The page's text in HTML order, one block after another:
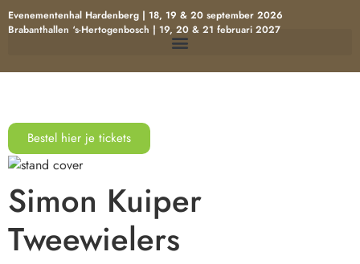
Evenementenhal Hardenberg | 18, 19 & 20 september 2026
Brabanthallen ‘s-Hertogenbosch | 19, 20 & 21 februari 2027
Bestel hier je tickets
Simon Kuiper
Tweewielers